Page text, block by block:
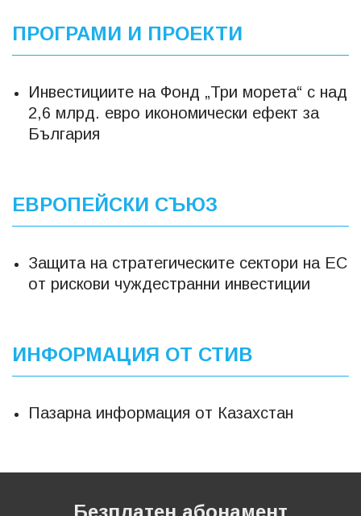
ПРОГРАМИ И ПРОЕКТИ
Инвестициите на Фонд „Три морета“ с над
2,6 млрд. евро икономически ефект за
България
ЕВРОПЕЙСКИ СЪЮЗ
Защита на стратегическите сектори на ЕС
от рискови чуждестранни инвестиции
ИНФОРМАЦИЯ ОТ СТИВ
Пазарна информация от Казахстан
Безплатен абонамент